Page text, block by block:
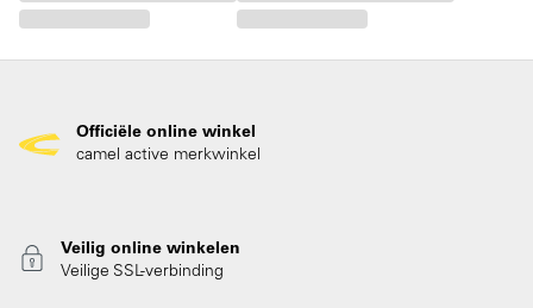
Officiële online winkel
camel active merkwinkel
Veilig online winkelen
Veilige SSL-verbinding